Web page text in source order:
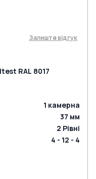
Залиште відгук
RAL 8017
1 камерна
37 мм
2 Рівні
4 - 12 - 4